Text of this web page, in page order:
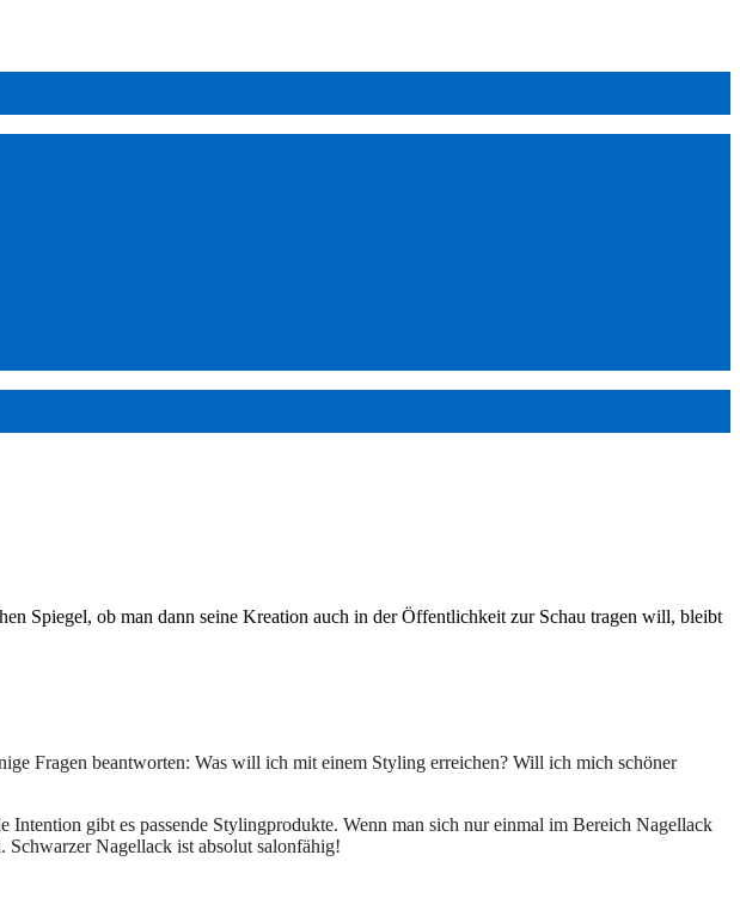
Spiegel, ob man dann seine Kreation auch in der Öffentlichkeit zur Schau tragen will, bleibt
Fragen beantworten: Was will ich mit einem Styling erreichen? Will ich mich schöner
gibt es passende Stylingprodukte. Wenn man sich nur einmal im Bereich Nagellack
Nagellack ist absolut salonfähig!